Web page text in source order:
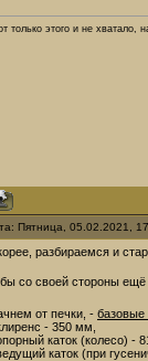
только этого и не
Пятница, 05.02.2021,
разбираемся и
со своей стороны ещё
от печки, - базовые
- 350 мм,
каток (колесо) -
каток (при